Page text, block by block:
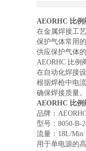
AEORHC 比例
在金属焊接工
保护气体常用
供应保护气体
AEORHC 比例
在自动化焊接
根据焊枪中电
确保焊接质量。
AEORHC 比例
品牌：
型号：8050-B-
流量：18L/Min
用于单电源的